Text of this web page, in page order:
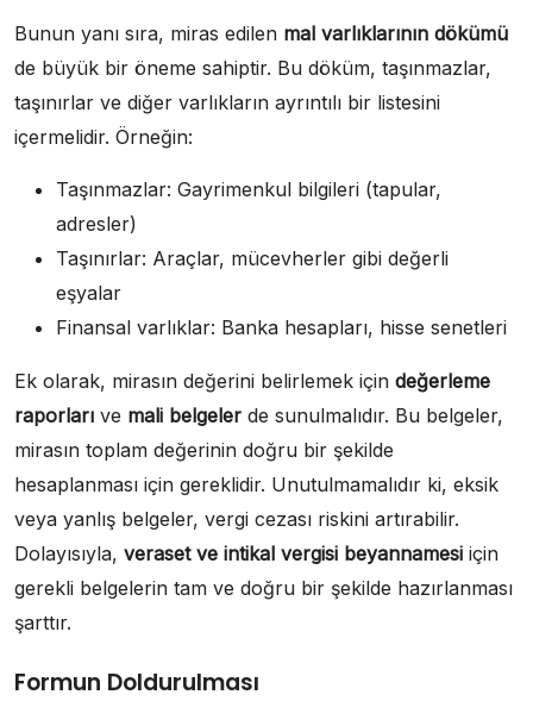
Bunun yanı sıra, miras edilen mal varlıklarının dökümü
de büyük bir öneme sahiptir. Bu döküm, taşınmazlar,
taşınırlar ve diğer varlıkların ayrıntılı bir listesini
içermelidir. Örneğin:
Taşınmazlar: Gayrimenkul bilgileri (tapular,
adresler)
Taşınırlar: Araçlar, mücevherler gibi değerli
eşyalar
Finansal varlıklar: Banka hesapları, hisse senetleri
Ek olarak, mirasın değerini belirlemek için değerleme
raporları ve mali belgeler de sunulmalıdır. Bu belgeler,
mirasın toplam değerinin doğru bir şekilde
hesaplanması için gereklidir. Unutulmamalıdır ki, eksik
veya yanlış belgeler, vergi cezası riskini artırabilir.
Dolayısıyla, veraset ve intikal vergisi beyannamesi için
gerekli belgelerin tam ve doğru bir şekilde hazırlanması
şarttır.
Formun Doldurulması